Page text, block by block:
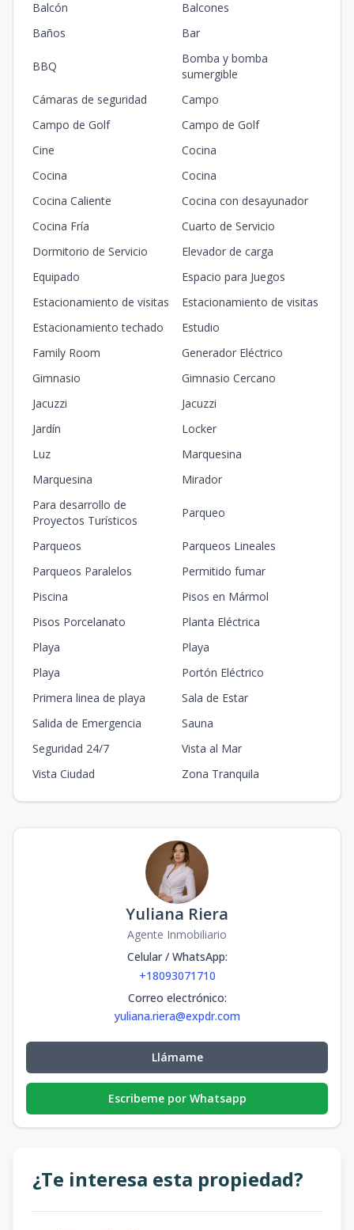
Balcón
Balcones
Baños
Bar
BBQ
Bomba y bomba
sumergible
Cámaras de seguridad
Campo
Campo de Golf
Campo de Golf
Cine
Cocina
Cocina
Cocina
Cocina Caliente
Cocina con desayunador
Cocina Fría
Cuarto de Servicio
Dormitorio de Servicio
Elevador de carga
Equipado
Espacio para Juegos
Estacionamiento de visitas
Estacionamiento de visitas
Estacionamiento techado
Estudio
Family Room
Generador Eléctrico
Gimnasio
Gimnasio Cercano
Jacuzzi
Jacuzzi
Jardín
Locker
Luz
Marquesina
Marquesina
Mirador
Para desarrollo de
Proyectos Turísticos
Parqueo
Parqueos
Parqueos Lineales
Parqueos Paralelos
Permitido fumar
Piscina
Pisos en Mármol
Pisos Porcelanato
Planta Eléctrica
Playa
Playa
Playa
Portón Eléctrico
Primera linea de playa
Sala de Estar
Salida de Emergencia
Sauna
Seguridad 24/7
Vista al Mar
Vista Ciudad
Zona Tranquila
Yuliana Riera
Agente Inmobiliario
Celular / WhatsApp:
+18093071710
Correo electrónico:
yuliana.riera@expdr.com
Llámame
Escribeme por Whatsapp
¿Te interesa esta propiedad?